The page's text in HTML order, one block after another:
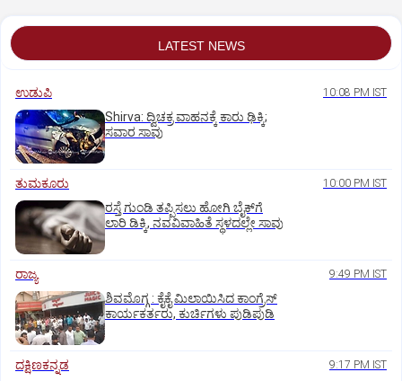
LATEST NEWS
ಉಡುಪಿ 10:08 PM IST
Shirva: ದ್ವಿಚಕ್ರ ವಾಹನಕ್ಕೆ ಕಾರು ಢಿಕ್ಕಿ;
ಸವಾರ ಸಾವು
ತುಮಕೂರು 10:00 PM IST
ರಸ್ತೆ ಗುಂಡಿ ತಪ್ಪಿಸಲು ಹೋಗಿ ಬೈಕ್‌ಗೆ
ಲಾರಿ ಡಿಕ್ಕಿ, ನವವಿವಾಹಿತೆ ಸ್ಥಳದಲ್ಲೇ ಸಾವು
ರಾಜ್ಯ 9:49 PM IST
ಶಿವಮೊಗ್ಗ : ಕೈಕೈ ಮಿಲಾಯಿಸಿದ ಕಾಂಗ್ರೆಸ್
ಕಾರ್ಯಕರ್ತರು, ಕುರ್ಚಿಗಳು ಪುಡಿಪುಡಿ
ದಕ್ಷಿಣಕನ್ನಡ 9:17 PM IST